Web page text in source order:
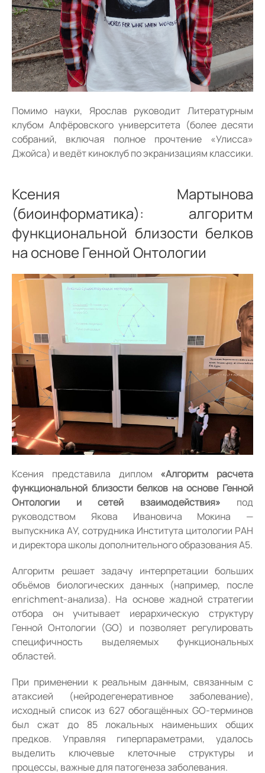
Помимо науки, Ярослав руководит Литературным
клубом Алфёровского университета (более десяти
собраний, включая полное прочтение «Улисса»
Джойса) и ведёт киноклуб по экранизациям классики.
Ксения Мартынова
(биоинформатика): алгоритм
функциональной близости белков
на основе Генной Онтологии
Ксения представила диплом «Алгоритм расчета
функциональной близости белков на основе Генной
Онтологии и сетей взаимодействия» под
руководством Якова Ивановича Мокина —
выпускника АУ, сотрудника Института цитологии РАН
и директора школы дополнительного образования А5.
Алгоритм решает задачу интерпретации больших
объёмов биологических данных (например, после
enrichment-анализа). На основе жадной стратегии
отбора он учитывает иерархическую структуру
Генной Онтологии (GO) и позволяет регулировать
специфичность выделяемых функциональных
областей.
При применении к реальным данным, связанным с
атаксией (нейродегенеративное заболевание),
исходный список из 627 обогащённых GO-терминов
был сжат до 85 локальных наименьших общих
предков. Управляя гиперпараметрами, удалось
выделить ключевые клеточные структуры и
процессы, важные для патогенеза заболевания.